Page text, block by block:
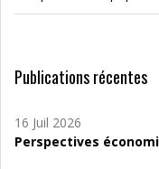
Publications récentes
16 Juil 2026
Perspectives